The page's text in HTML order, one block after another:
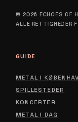
© 2026 ECHOES OF
ALLE RETTIGHEDER
GUIDE
METAL I
SPILLESTEDER
KONCERTER
METAL I DAG